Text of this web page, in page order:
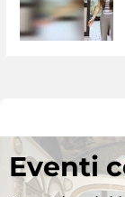
Eventi